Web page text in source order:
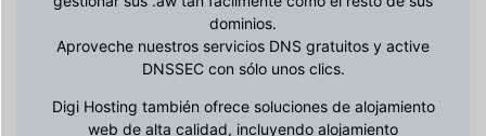
dominios.
Aproveche nuestros servicios DNS gratuitos y active
DNSSEC con sólo unos clics.
Digi Hosting también ofrece soluciones de alojamiento
web de alta calidad, incluyendo alojamiento